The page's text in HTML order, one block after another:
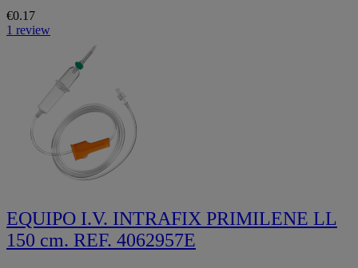
€0.17
1 review
EQUIPO I.V. INTRAFIX PRIMILENE LL
150 cm. REF. 4062957E